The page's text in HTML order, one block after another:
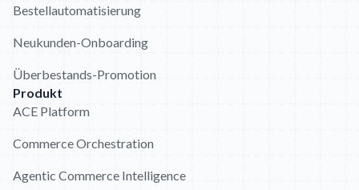
Bestellautomatisierung
Neukunden-Onboarding
Überbestands-Promotion
Produkt
ACE Platform
Commerce Orchestration
Agentic Commerce Intelligence